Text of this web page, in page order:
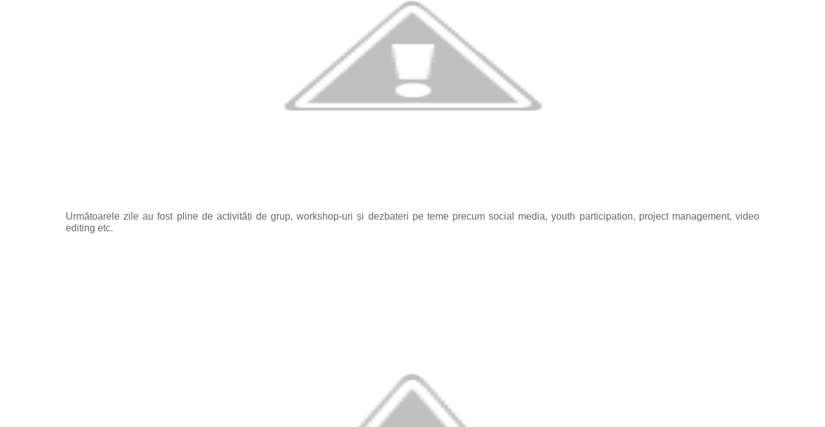
Următoarele zile au fost pline de activități de grup, workshop-uri și dezbateri pe teme precum social media, youth participation, project management, video
editing etc.